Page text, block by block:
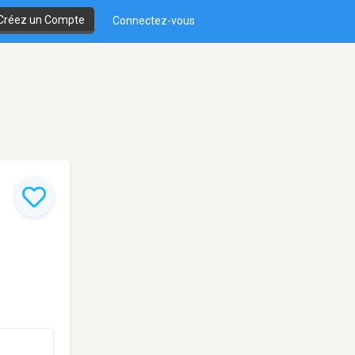
un Compte Connectez-vous